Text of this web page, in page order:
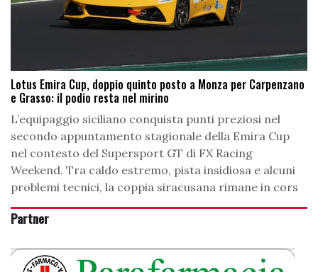
Lotus Emira Cup, doppio quinto posto a Monza per Carpenzano
e Grasso: il podio resta nel mirino
L’equipaggio siciliano conquista punti preziosi nel
secondo appuntamento stagionale della Emira Cup
nel contesto del Supersport GT di FX Racing
Weekend. Tra caldo estremo, pista insidiosa e alcuni
problemi tecnici, la coppia siracusana rimane in cors
Partner